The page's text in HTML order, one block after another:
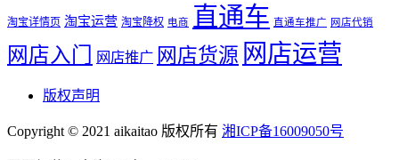
淘宝详情页 淘宝运营 淘宝降权 电商 直通车 直通车推广 网店代销
网店入门 网店推广 网店货源 网店运营
版权声明
Copyright © 2021 aikaitao 版权所有 湘ICP备16009050号